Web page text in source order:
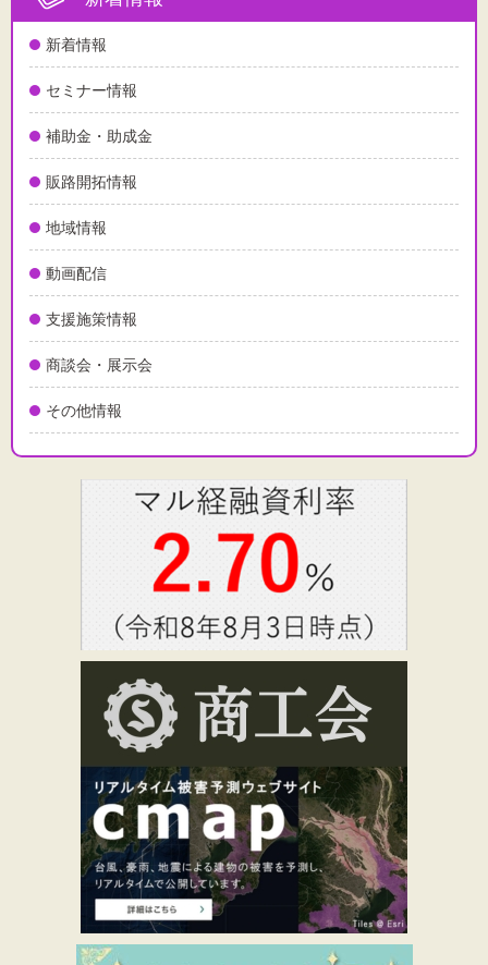
新着情報
セミナー情報
補助金・助成金
販路開拓情報
地域情報
動画配信
支援施策情報
商談会・展示会
その他情報